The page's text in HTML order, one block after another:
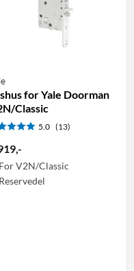
for Yale Doorman
Classic
5.0 (13)
,-
For V2N/Classic
Reservedel